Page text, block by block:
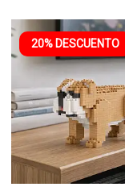
20% DESCUENTO